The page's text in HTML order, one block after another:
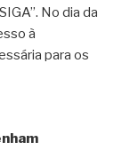
No dia da
à
para os